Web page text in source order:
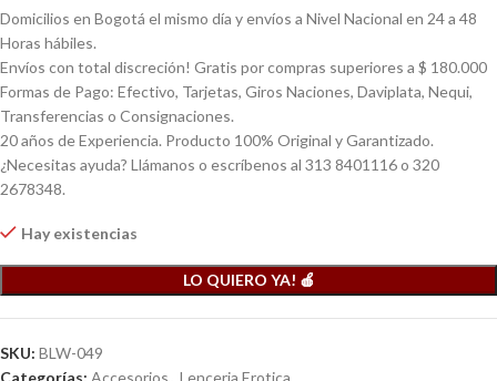
Domicilios en Bogotá el mismo día y envíos a Nivel Nacional en 24 a 48
Horas hábiles.
Envíos con total discreción! Gratis por compras superiores a $ 180.000
Formas de Pago: Efectivo, Tarjetas, Giros Naciones, Daviplata, Nequi,
Transferencias o Consignaciones.
20 años de Experiencia. Producto 100% Original y Garantizado.
¿Necesitas ayuda? Llámanos o escríbenos al 313 8401116 o 320
2678348.
Hay existencias
LO QUIERO YA! 🍎
SKU: BLW-049
Categorías: Accesorios, Lenceria Erotica